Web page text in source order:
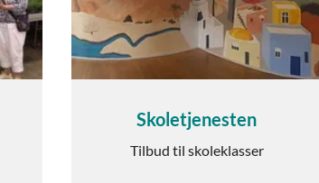
Skoletjenesten
Tilbud til skoleklasser